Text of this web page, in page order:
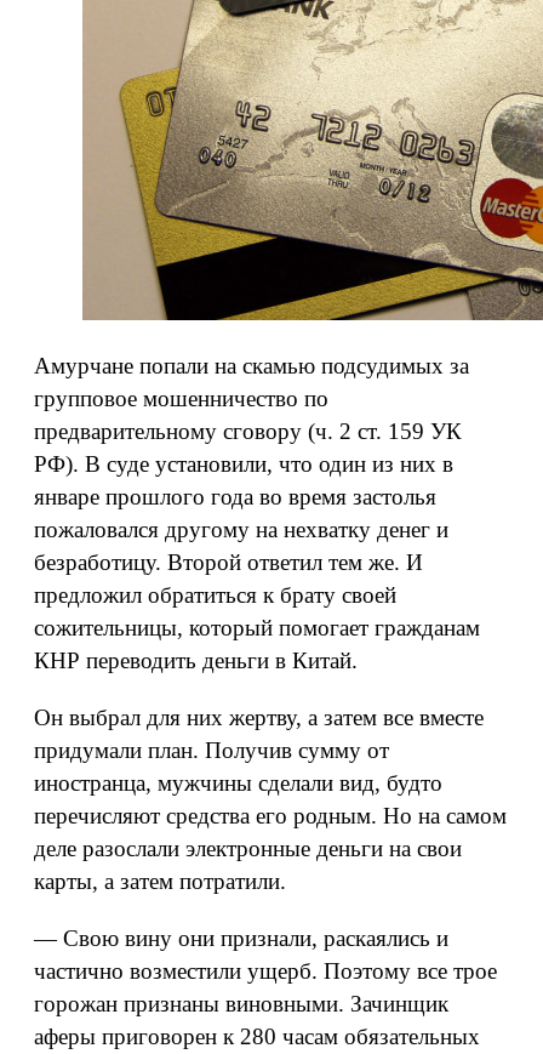
Амурчане попали на скамью подсудимых за
групповое мошенничество по
предварительному сговору (ч. 2 ст. 159 УК
РФ). В суде установили, что один из них в
январе прошлого года во время застолья
пожаловался другому на нехватку денег и
безработицу. Второй ответил тем же. И
предложил обратиться к брату своей
сожительницы, который помогает гражданам
КНР переводить деньги в Китай.
Он выбрал для них жертву, а затем все вместе
придумали план. Получив сумму от
иностранца, мужчины сделали вид, будто
перечисляют средства его родным. Но на самом
деле разослали электронные деньги на свои
карты, а затем потратили.
— Свою вину они признали, раскаялись и
частично возместили ущерб. Поэтому все трое
горожан признаны виновными. Зачинщик
аферы приговорен к 280 часам обязательных